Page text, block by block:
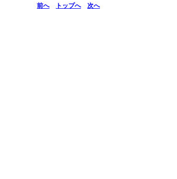
前へ トップへ 次へ